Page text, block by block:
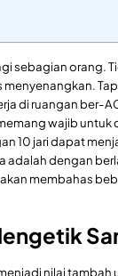
sebagian orang.
di ruangan ber-
wajib
10 jari dapat
adalah dengan
membahas
nilai tambah